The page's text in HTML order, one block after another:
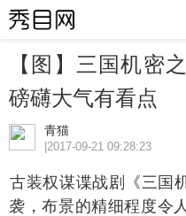
【图】三国机密
磅礴大气有看点
青猫
|2017-09-21 09:28:23
权谋谍战剧《三国机
袭，布景的精细程度令